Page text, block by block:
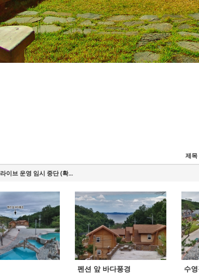
제목
라이브 운영 임시 중단 (확...
펜션 앞 바다풍경
수